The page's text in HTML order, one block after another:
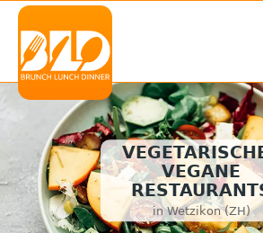
VEGANE
in Wetzikon (ZH)